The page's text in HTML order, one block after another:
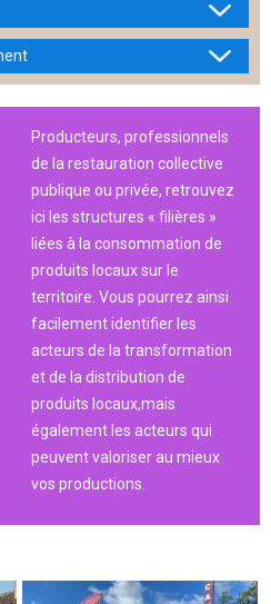
Producteurs, professionnels
de la restauration collective
publique ou privée, retrouvez
ici les structures « filières »
liées à la consommation de
produits locaux sur le
territoire. Vous pourrez ainsi
facilement identifier les
acteurs de la transformation
et de la distribution de
produits locaux,mais
également les acteurs qui
peuvent valoriser au mieux
vos productions.